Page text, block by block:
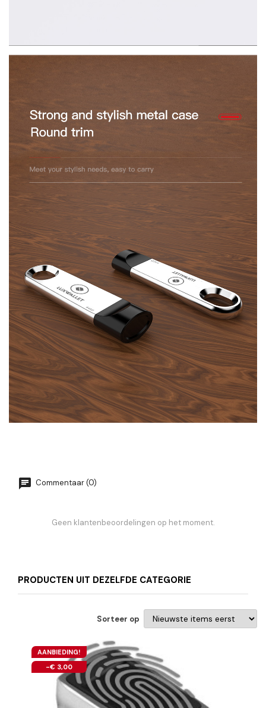
Commentaar (0)
Geen klantenbeoordelingen op het moment.
PRODUCTEN UIT DEZELFDE CATEGORIE
Sorteer op
AANBIEDING!
-€ 3,00